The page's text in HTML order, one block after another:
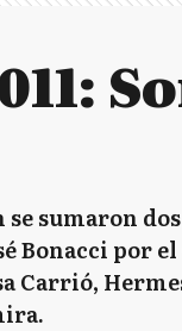
sumaron
Bonacci por